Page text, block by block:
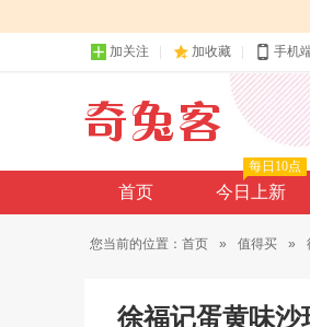
加关注 加收藏 手机
首页 今日上新
每日10点
您当前的位置： 首页 » 值得买 »
徐福记蛋黄味